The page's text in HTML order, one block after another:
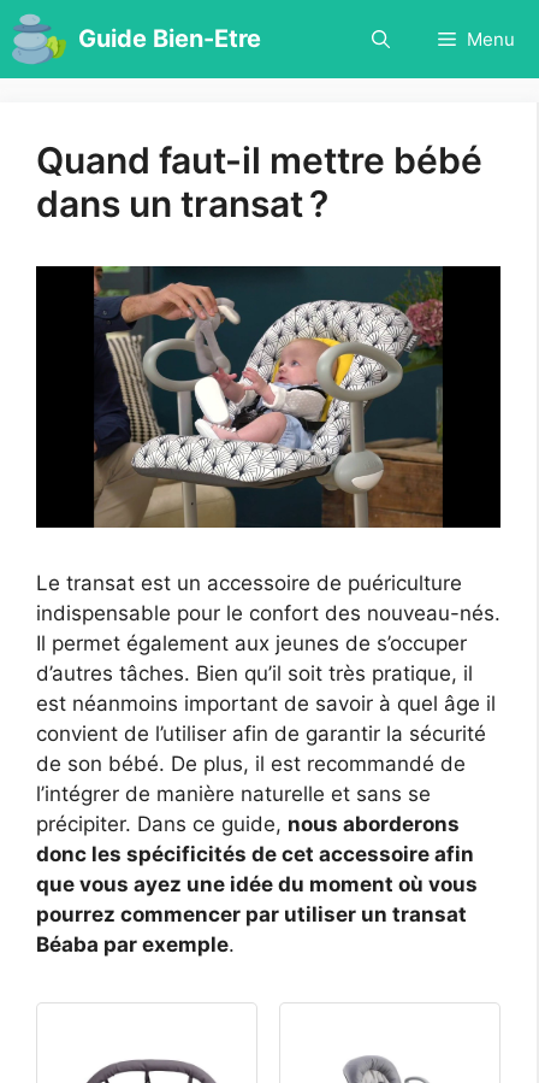
Aller
au
contenu
Guide Bien-Etre Menu
Quand faut-il mettre bébé
dans un transat ?
Le transat est un accessoire de puériculture
indispensable pour le confort des nouveau-nés.
Il permet également aux jeunes de s’occuper
d’autres tâches. Bien qu’il soit très pratique, il
est néanmoins important de savoir à quel âge il
convient de l’utiliser afin de garantir la sécurité
de son bébé. De plus, il est recommandé de
l’intégrer de manière naturelle et sans se
précipiter. Dans ce guide, nous aborderons
donc les spécificités de cet accessoire afin
que vous ayez une idée du moment où vous
pourrez commencer par utiliser un transat
Béaba par exemple.